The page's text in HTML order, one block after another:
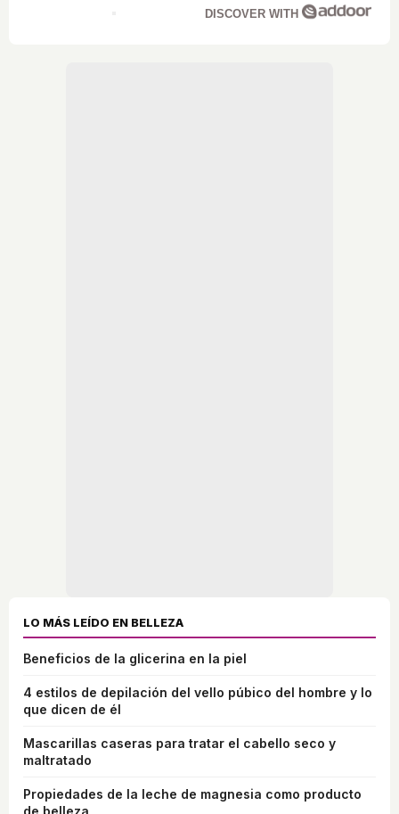
DISCOVER WITH
LO MÁS LEÍDO EN BELLEZA
Beneficios de la glicerina en la piel
4 estilos de depilación del vello púbico del hombre y lo
que dicen de él
Mascarillas caseras para tratar el cabello seco y
maltratado
Propiedades de la leche de magnesia como producto
de belleza